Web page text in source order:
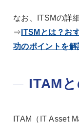
なお、ITSMの詳
⇒ITSMとは？お
功のポイントを解
ITAM
ITAM（IT Asset